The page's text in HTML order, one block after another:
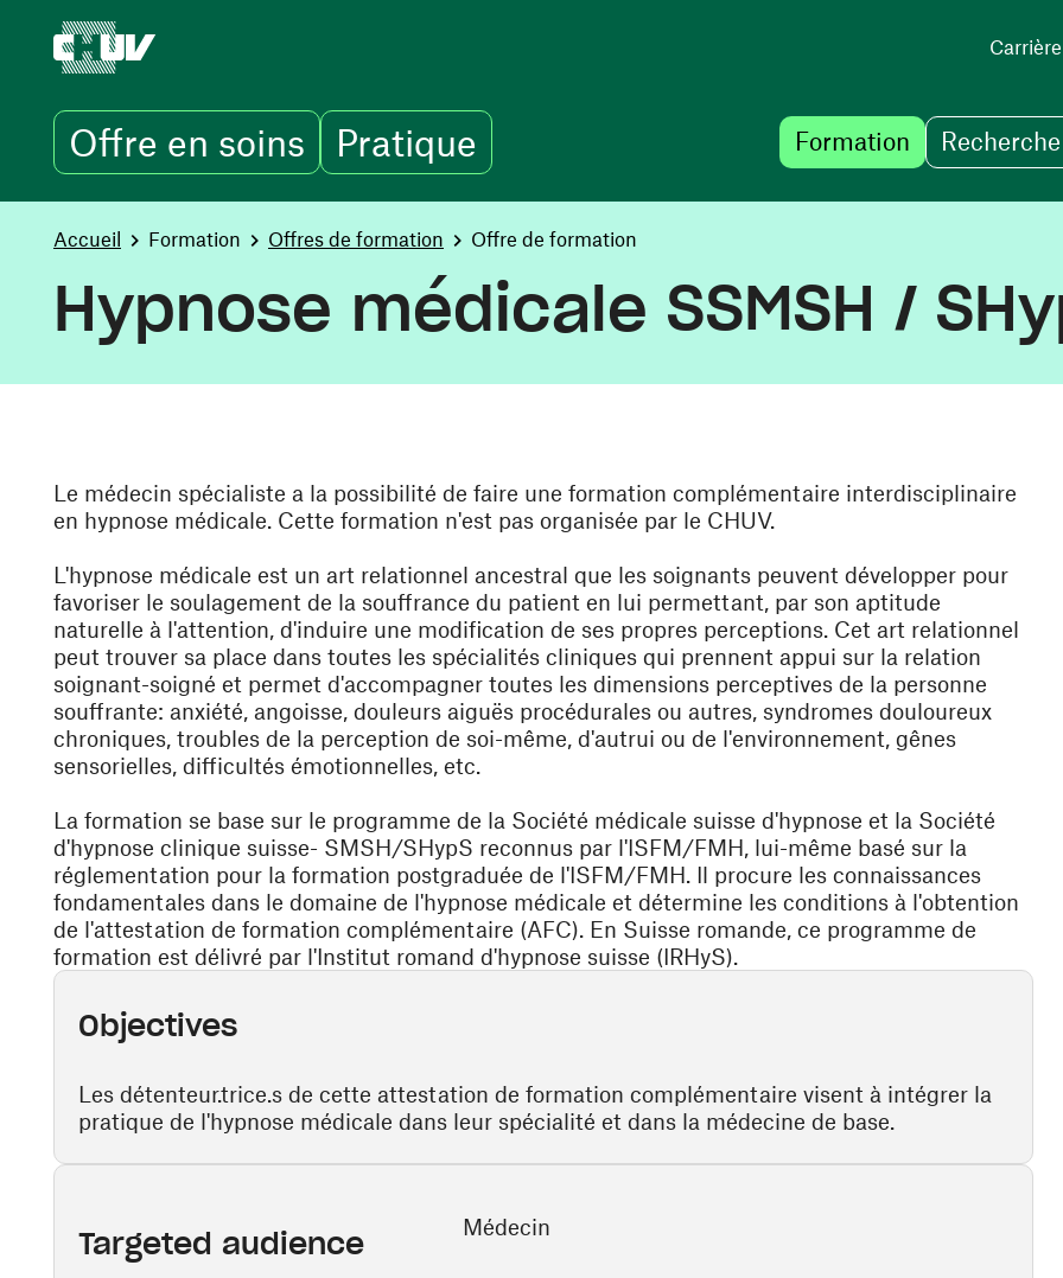
Carrière
Offre en soins Pratique Formation
You are here:
Accueil Formation Offres de formation Offre de formation
Hypnose médicale SSMSH /
Le médecin spécialiste a la possibilité de faire une formation complémentaire interdisciplinaire
en hypnose médicale. Cette formation n'est pas organisée par le CHUV.
L'hypnose médicale est un art relationnel ancestral que les soignants peuvent développer pour
favoriser le soulagement de la souffrance du patient en lui permettant, par son aptitude
naturelle à l'attention, d'induire une modification de ses propres perceptions. Cet art relationnel
peut trouver sa place dans toutes les spécialités cliniques qui prennent appui sur la relation
soignant-soigné et permet d'accompagner toutes les dimensions perceptives de la personne
souffrante: anxiété, angoisse, douleurs aiguës procédurales ou autres, syndromes douloureux
chroniques, troubles de la perception de soi-même, d'autrui ou de l'environnement, gênes
sensorielles, difficultés émotionnelles, etc.
La formation se base sur le programme de la Société médicale suisse d'hypnose et la Société
d'hypnose clinique suisse- SMSH/SHypS reconnus par l'ISFM/FMH, lui-même basé sur la
réglementation pour la formation postgraduée de l'ISFM/FMH. Il procure les connaissances
fondamentales dans le domaine de l'hypnose médicale et détermine les conditions à l'obtention
de l'attestation de formation complémentaire (AFC). En Suisse romande, ce programme de
formation est délivré par l'Institut romand d'hypnose suisse (IRHyS).
Objectives
Les détenteur.trice.s de cette attestation de formation complémentaire visent à intégrer la
pratique de l'hypnose médicale dans leur spécialité et dans la médecine de base.
Targeted audience Médecin